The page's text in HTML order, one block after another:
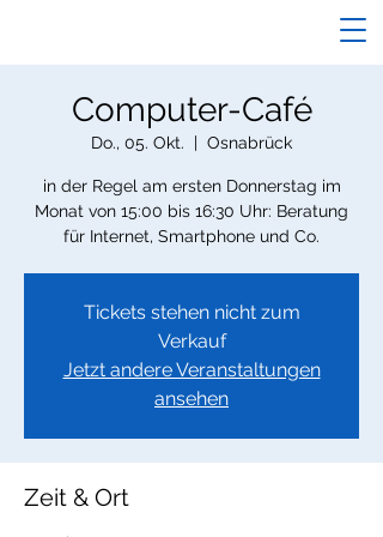
Computer-Café
Do., 05. Okt.
  |
Osnabrück
in der Regel am ersten Donnerstag im
Monat von 15:00 bis 16:30 Uhr: Beratung
für Internet, Smartphone und Co.
Tickets stehen nicht zum
Verkauf
Jetzt andere Veranstaltungen
ansehen
Zeit & Ort